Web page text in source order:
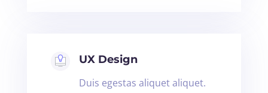
UX Design
Duis egestas aliquet aliquet.